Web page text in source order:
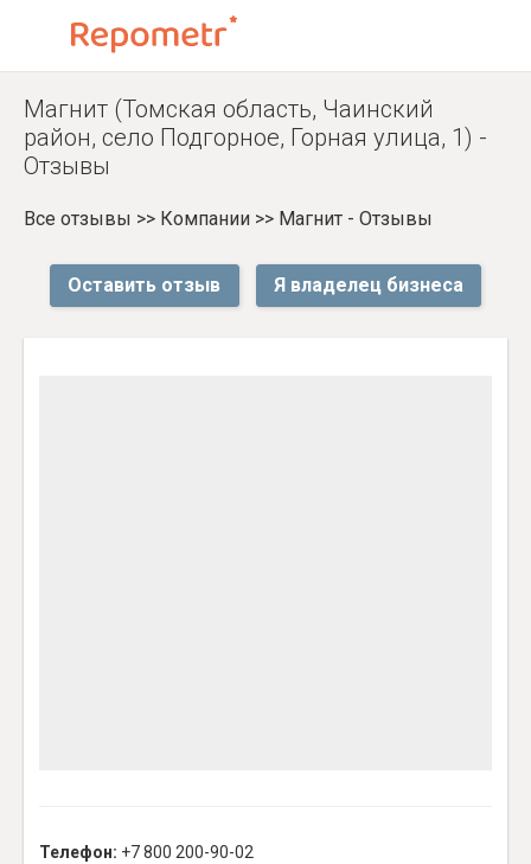
Магнит (Томская область, Чаинский
район, село Подгорное, Горная улица, 1) -
Отзывы
Все отзывы >> Компании >> Магнит - Отзывы
Оставить отзыв Я владелец бизнеса
Телефон: +7 800 200-90-02